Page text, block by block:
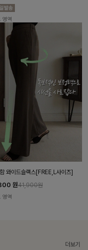
영역
와이드슬랙스[FREE,L사이즈]
원41,900원
영역
더보기